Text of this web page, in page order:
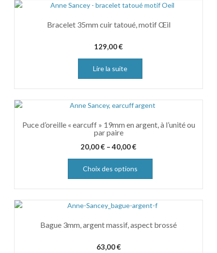
Bracelet 35mm cuir tatoué, motif Œil
129,00€
Lire la suite
Puce d’oreille « earcuff » 19mm en argent, à l’unité ou
par paire
20,00€ –40,00€
Choix des options
Bague 3mm, argent massif, aspect brossé
63,00€